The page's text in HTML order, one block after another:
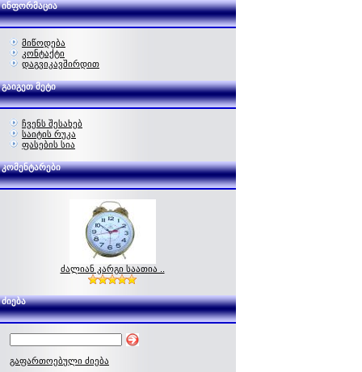
ინფორმაცია
მიწოდება
კონტაქტი
დაგვიკავშირდით
გაიგეთ მეტი
ჩვენს შესახებ
საიტის რუკა
ფასების სია
კომენტარები
ძალიან კარგი საათია ..
ძიება
გაფართოებული ძიება